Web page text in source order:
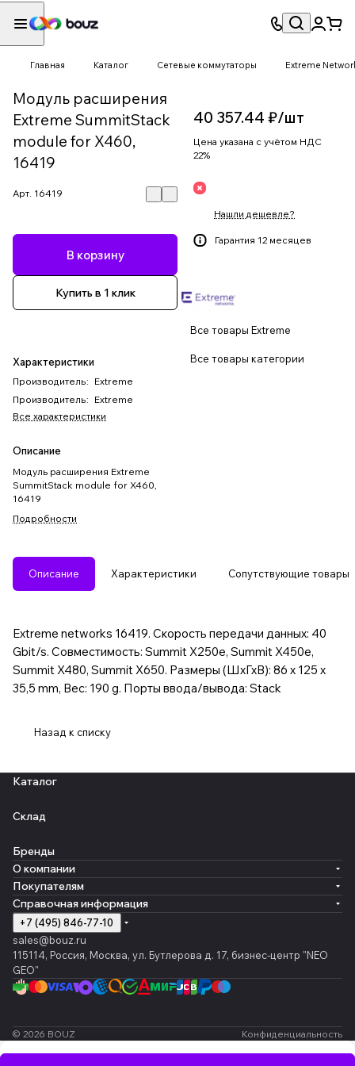
Главная Каталог Сетевые коммутаторы Extreme
Модуль расширения
Extreme SummitStack
module for X460,
16419
Арт. 16419
В корзину
Купить в 1 клик
Характеристики
Производитель: Extreme
Производитель: Extreme
Все характеристики
Описание
Модуль расширения Extreme
SummitStack module for X460,
16419
Подробности
40 357.44 ₽/шт
Цена указана с учётом НДС
22%
Нашли дешевле?
Гарантия 12 месяцев
Все товары Extreme
Все товары категории
Описание Характеристики Сопутствующие товары
Extreme networks 16419. Скорость передачи данных: 40
Gbit/s. Совместимость: Summit X250e, Summit X450e,
Summit X480, Summit X650. Размеры (ШхГхВ): 86 x 125 x
35,5 mm, Вес: 190 g. Порты ввода/вывода: Stack
Назад к списку
Каталог
Склад
Бренды
О компании
Покупателям
Справочная информация
+7 (495) 846-77-10
sales@bouz.ru
115114, Россия, Москва, ул. Бутлерова д. 17, бизнес-центр "NEO
GEO"
© 2026 BOUZ Конфиденциальность